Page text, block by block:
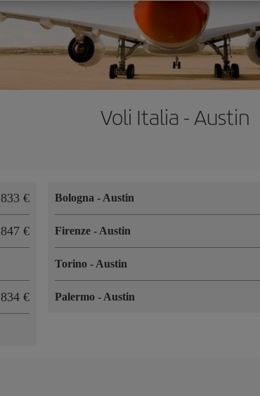
Voli Italia - Austin
833 €
847 €
834 €
Bologna - Austin
Firenze - Austin
Torino - Austin
Palermo - Austin